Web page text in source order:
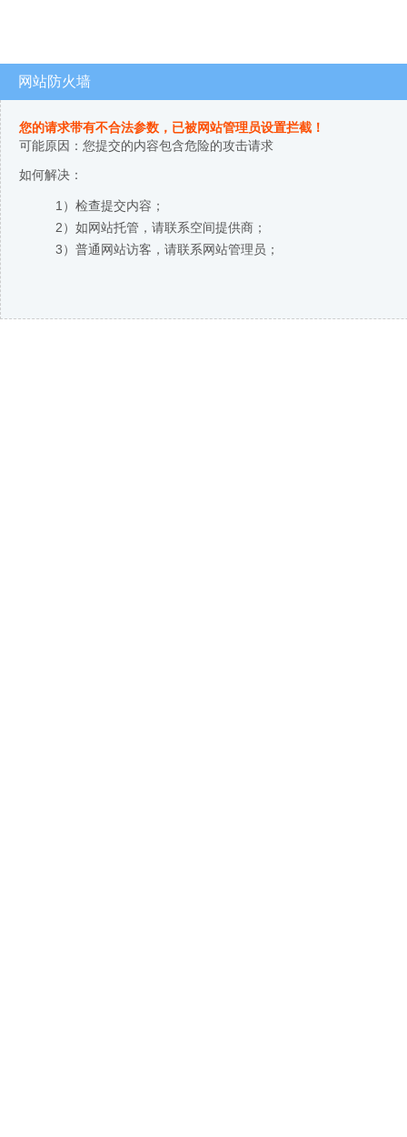
网站防火墙
您的请求带有不合法参数，已被网站管理员设置拦截！
可能原因：您提交的内容包含危险的攻击请求
如何解决：
1）检查提交内容；
2）如网站托管，请联系空间提供商；
3）普通网站访客，请联系网站管理员；